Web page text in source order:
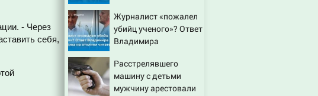
- Через
себя,
последствия, атаки на
склады Wildberries,
состояние
Журналист «пожалел
убийц ученого»? Ответ
Владимира
читателей
Расстрелявшего
машину с детьми
мужчину арестовали